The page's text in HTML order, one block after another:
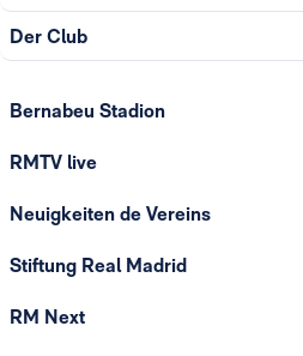
Der Club
Bernabeu Stadion
RMTV live
Neuigkeiten de Vereins
Stiftung Real Madrid
RM Next